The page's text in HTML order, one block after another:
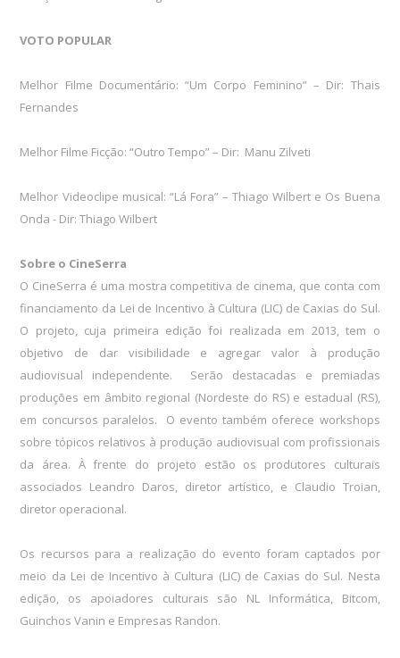
VOTO POPULAR
Melhor Filme Documentário: “Um Corpo Feminino” – Dir: Thais
Fernandes
Melhor Filme Ficção: “Outro Tempo” – Dir: Manu Zilveti
Melhor Videoclipe musical: “Lá Fora” – Thiago Wilbert e Os Buena
Onda - Dir: Thiago Wilbert
Sobre o CineSerra
O CineSerra é uma mostra competitiva de cinema, que conta com
financiamento da Lei de Incentivo à Cultura (LIC) de Caxias do Sul.
O projeto, cuja primeira edição foi realizada em 2013, tem o
objetivo de dar visibilidade e agregar valor à produção
audiovisual independente. Serão destacadas e premiadas
produções em âmbito regional (Nordeste do RS) e estadual (RS),
em concursos paralelos. O evento também oferece workshops
sobre tópicos relativos à produção audiovisual com profissionais
da área. À frente do projeto estão os produtores culturais
associados Leandro Daros, diretor artístico, e Claudio Troian,
diretor operacional.
Os recursos para a realização do evento foram captados por
meio da Lei de Incentivo à Cultura (LIC) de Caxias do Sul. Nesta
edição, os apoiadores culturais são NL Informática, Bitcom,
Guinchos Vanin e Empresas Randon.